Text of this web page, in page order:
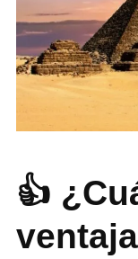
👍